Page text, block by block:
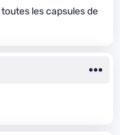
les capsules de